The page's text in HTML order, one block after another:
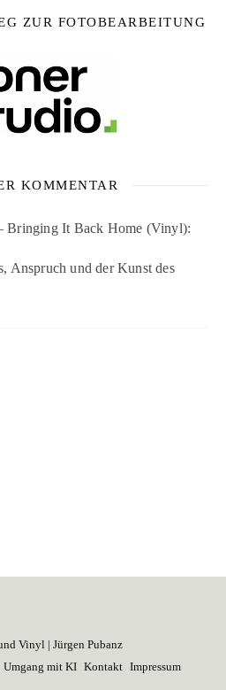
ZUR FOTOBEARBEITUNG
KOMMENTAR
Bringing It Back Home (Vinyl):
Anspruch und der Kunst des
Vinyl | Jürgen Pubanz
Umgang mit KI Kontakt Impressum